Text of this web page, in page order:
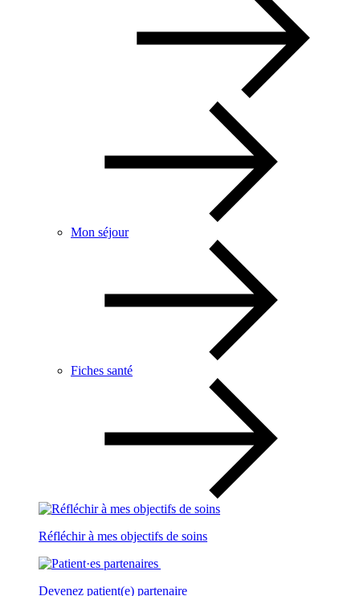
Mon séjour
Fiches santé
Réfléchir à mes objectifs de soins
Devenez patient(e) partenaire